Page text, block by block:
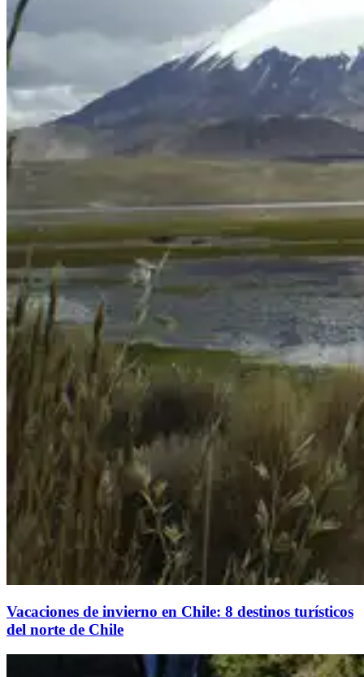
Vacaciones de invierno en Chile: 8 destinos turísticos
del norte de Chile